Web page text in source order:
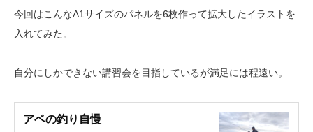
今回はこんなA1サイズのパネルを6枚作って拡大したイラストを
入れてみた。
自分にしかできない講習会を目指しているが満足には程遠い。
アベの釣り自慢